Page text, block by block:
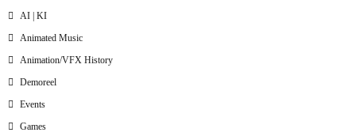
AI | KI
Animated Music
Animation/VFX History
Demoreel
Events
Games